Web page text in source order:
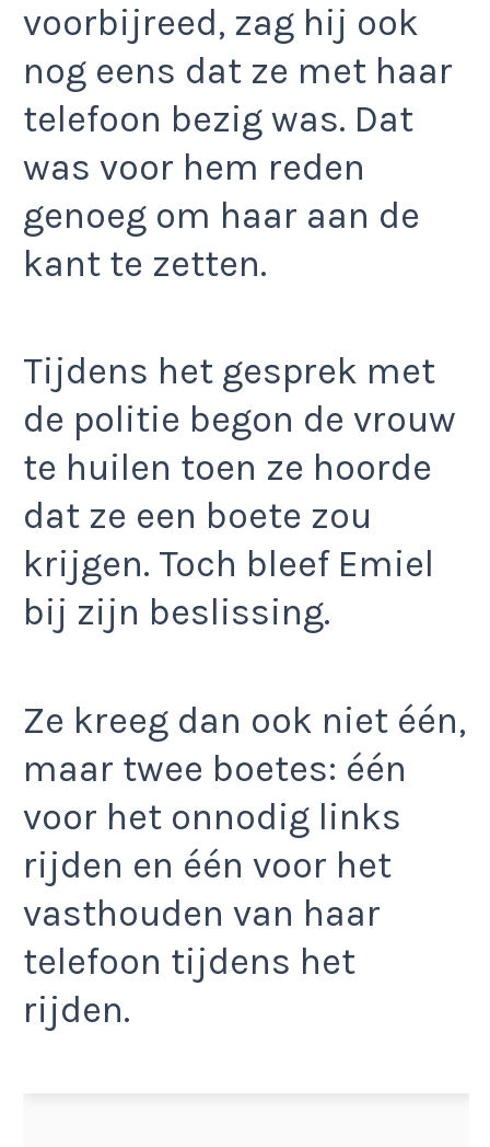
voorbijreed, zag hij ook
nog eens dat ze met haar
telefoon bezig was. Dat
was voor hem reden
genoeg om haar aan de
kant te zetten.
Tijdens het gesprek met
de politie begon de vrouw
te huilen toen ze hoorde
dat ze een boete zou
krijgen. Toch bleef Emiel
bij zijn beslissing.
Ze kreeg dan ook niet één,
maar twee boetes: één
voor het onnodig links
rijden en één voor het
vasthouden van haar
telefoon tijdens het
rijden.